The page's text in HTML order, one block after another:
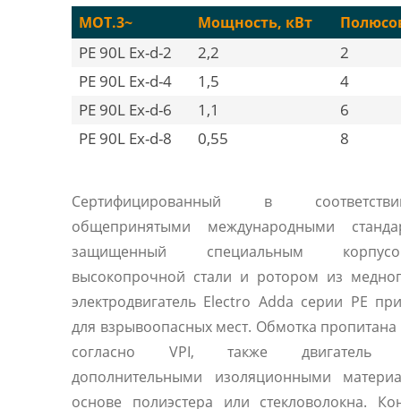
MOT.3~ Мощность, кВт
PE 90L Ex-d-2 2,2
2
PE 90L Ex-d-4
1,5
4
PE 90L Ex-d-6
1,1
6
PE 90L Ex-d-8
0,55 8
Сертифицированный в
общепринятыми международными
защищенный специальным
высокопрочной стали и ротором из
электродвигатель Electro Adda серии PE
для взрывоопасных мест. Обмотка
согласно VPI, также двигатель
дополнительными изоляционными
основе полиэстера или стекловолокна.